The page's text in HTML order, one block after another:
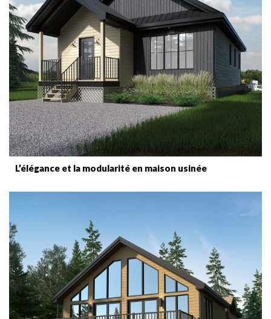
L’élégance et la modularité en maison usinée